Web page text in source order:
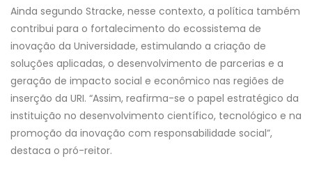
Ainda segundo Stracke, nesse contexto, a política também
contribui para o fortalecimento do ecossistema de
inovação da Universidade, estimulando a criação de
soluções aplicadas, o desenvolvimento de parcerias e a
geração de impacto social e econômico nas regiões de
inserção da URI. “Assim, reafirma-se o papel estratégico da
instituição no desenvolvimento científico, tecnológico e na
promoção da inovação com responsabilidade social”,
destaca o pró-reitor.